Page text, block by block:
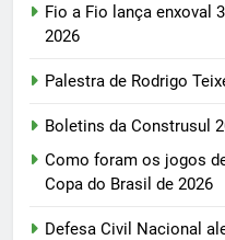
Fio a Fio lança enxoval
2026
Palestra de Rodrigo
Boletins da Construsul
Como foram os jogos
Copa do Brasil de 2026
Defesa Civil Nacional